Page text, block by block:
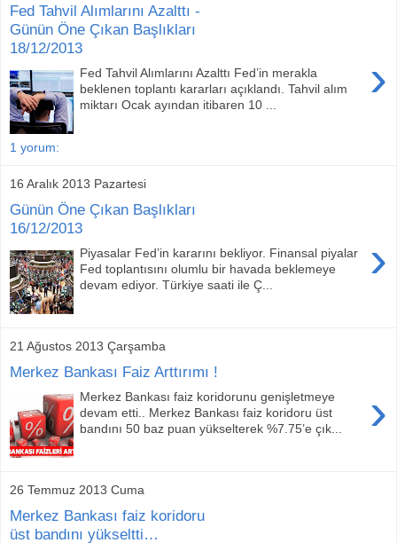
Fed Tahvil Alımlarını Azalttı -
Günün Öne Çıkan Başlıkları
18/12/2013
›
Fed Tahvil Alımlarını Azalttı Fed’in merakla
beklenen toplantı kararları açıklandı. Tahvil alım
miktarı Ocak ayından itibaren 10 ...
1 yorum:
16 Aralık 2013 Pazartesi
Günün Öne Çıkan Başlıkları
16/12/2013
›
Piyasalar Fed’in kararını bekliyor. Finansal piyalar
Fed toplantısını olumlu bir havada beklemeye
devam ediyor. Türkiye saati ile Ç...
21 Ağustos 2013 Çarşamba
Merkez Bankası Faiz Arttırımı !
›
Merkez Bankası faiz koridorunu genişletmeye
devam etti.. Merkez Bankası faiz koridoru üst
bandını 50 baz puan yükselterek %7.75’e çık...
26 Temmuz 2013 Cuma
Merkez Bankası faiz koridoru
üst bandını yükseltti…